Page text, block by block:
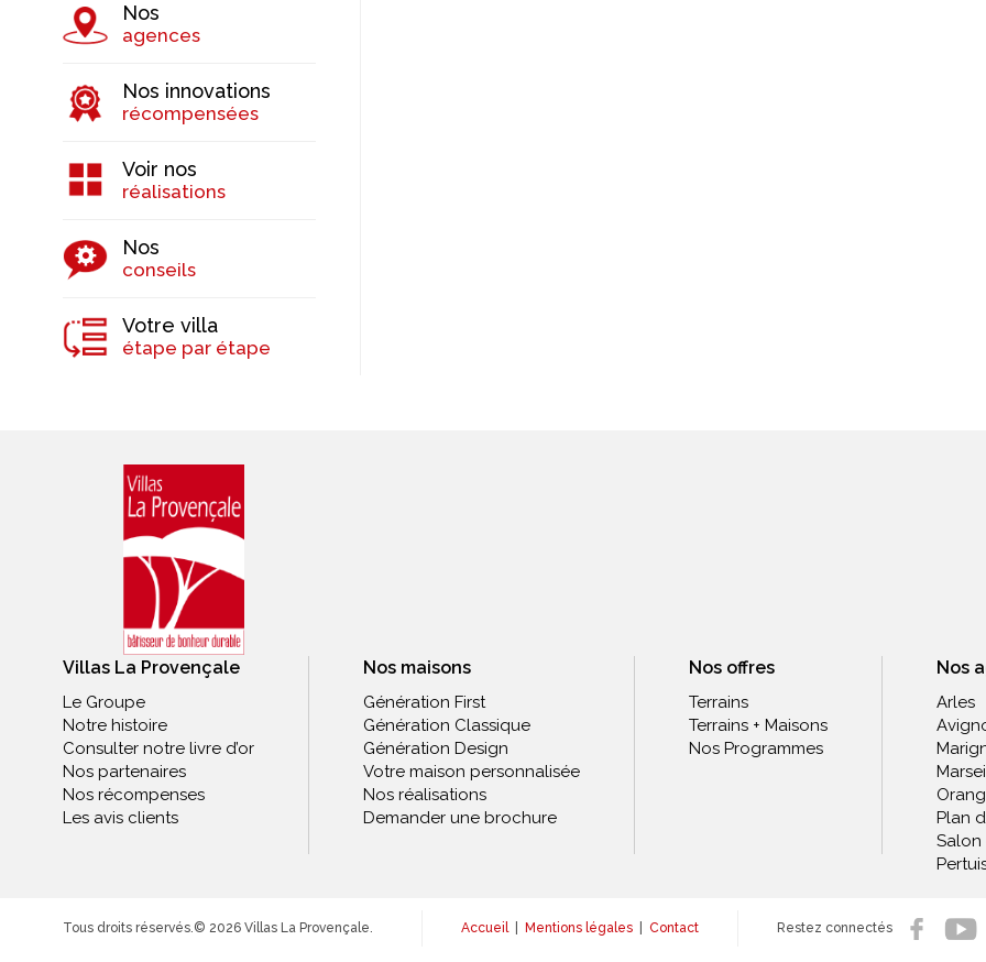
Nos
agences
Nos innovations
récompensées
Voir nos
réalisations
Nos
conseils
Votre villa
étape par étape
Villas La Provençale
Le Groupe
Notre histoire
Consulter notre livre d’or
Nos partenaires
Nos récompenses
Les avis clients
Nos maisons
Génération First
Génération Classique
Génération Design
Votre maison personnalisée
Nos réalisations
Demander une brochure
Nos offres
Terrains
Terrains + Maisons
Nos Programmes
Nos
Arles
Plan
Salon
© 2026 Villas La Provençale.
Tous droits réservés. Accueil| Mentions légales Contact Restez connectés